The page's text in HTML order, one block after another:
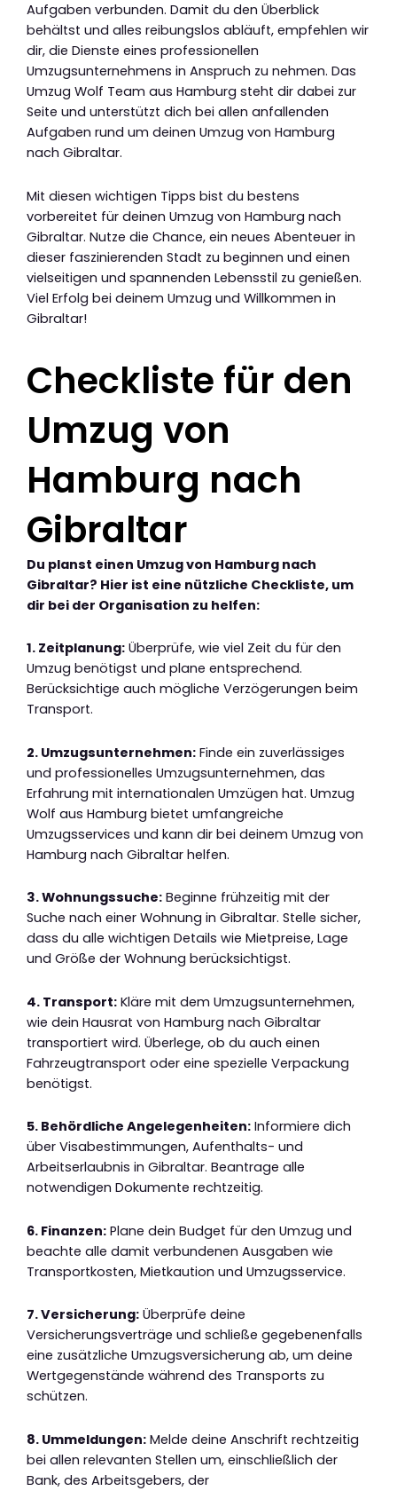
Aufgaben verbunden. Damit du den Überblick
behältst und alles reibungslos abläuft, empfehlen wir
dir, die Dienste eines professionellen
Umzugsunternehmens in Anspruch zu nehmen. Das
Umzug Wolf Team aus Hamburg steht dir dabei zur
Seite und unterstützt dich bei allen anfallenden
Aufgaben rund um deinen Umzug von Hamburg
nach Gibraltar.
Mit diesen wichtigen Tipps bist du bestens
vorbereitet für deinen Umzug von Hamburg nach
Gibraltar. Nutze die Chance, ein neues Abenteuer in
dieser faszinierenden Stadt zu beginnen und einen
vielseitigen und spannenden Lebensstil zu genießen.
Viel Erfolg bei deinem Umzug und Willkommen in
Gibraltar!
Checkliste für den
Umzug von
Hamburg nach
Gibraltar
Du planst einen Umzug von Hamburg nach
Gibraltar? Hier ist eine nützliche Checkliste, um
dir bei der Organisation zu helfen:
1. Zeitplanung: Überprüfe, wie viel Zeit du für den
Umzug benötigst und plane entsprechend.
Berücksichtige auch mögliche Verzögerungen beim
Transport.
2. Umzugsunternehmen: Finde ein zuverlässiges
und professionelles Umzugsunternehmen, das
Erfahrung mit internationalen Umzügen hat. Umzug
Wolf aus Hamburg bietet umfangreiche
Umzugsservices und kann dir bei deinem Umzug von
Hamburg nach Gibraltar helfen.
3. Wohnungssuche: Beginne frühzeitig mit der
Suche nach einer Wohnung in Gibraltar. Stelle sicher,
dass du alle wichtigen Details wie Mietpreise, Lage
und Größe der Wohnung berücksichtigst.
4. Transport: Kläre mit dem Umzugsunternehmen,
wie dein Hausrat von Hamburg nach Gibraltar
transportiert wird. Überlege, ob du auch einen
Fahrzeugtransport oder eine spezielle Verpackung
benötigst.
5. Behördliche Angelegenheiten: Informiere dich
über Visabestimmungen, Aufenthalts- und
Arbeitserlaubnis in Gibraltar. Beantrage alle
notwendigen Dokumente rechtzeitig.
6. Finanzen: Plane dein Budget für den Umzug und
beachte alle damit verbundenen Ausgaben wie
Transportkosten, Mietkaution und Umzugsservice.
7. Versicherung: Überprüfe deine
Versicherungsverträge und schließe gegebenenfalls
eine zusätzliche Umzugsversicherung ab, um deine
Wertgegenstände während des Transports zu
schützen.
8. Ummeldungen: Melde deine Anschrift rechtzeitig
bei allen relevanten Stellen um, einschließlich der
Bank, des Arbeitsgebers, der